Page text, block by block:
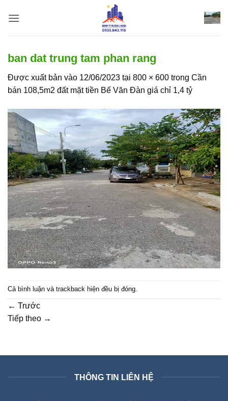
qua
ban dat trung tam phan rang
Được xuất bản vào 12/06/2023 tại 800 × 600 trong Cần
bán 108,5m2 đất mặt tiền Bế Văn Đàn giá chỉ 1,4 tỷ
Cả bình luận và trackback hiện đều bị đóng.
← Trước
Tiếp theo →
THÔNG TIN LIÊN HỆ